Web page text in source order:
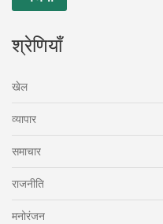
श्रेणियाँ
खेल
व्यापार
समाचार
राजनीति
मनोरंजन